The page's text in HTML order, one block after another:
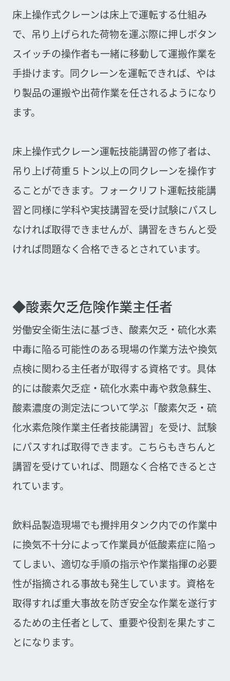
床上操作式クレーンは床上で運転する仕組み
で、吊り上げられた荷物を運ぶ際に押しボタン
スイッチの操作者も一緒に移動して運搬作業を
手掛けます。同クレーンを運転できれば、やは
り製品の運搬や出荷作業を任されるようになり
ます。
床上操作式クレーン運転技能講習の修了者は、
吊り上げ荷重５トン以上の同クレーンを操作す
ることができます。フォークリフト運転技能講
習と同様に学科や実技講習を受け試験にパスし
なければ取得できませんが、講習をきちんと受
ければ問題なく合格できるとされています。
◆酸素欠乏危険作業主任者
労働安全衛生法に基づき、酸素欠乏・硫化水素
中毒に陥る可能性のある現場の作業方法や換気
点検に関わる主任者が取得する資格です。具体
的には酸素欠乏症・硫化水素中毒や救急蘇生、
酸素濃度の測定法について学ぶ「酸素欠乏・硫
化水素危険作業主任者技能講習」を受け、試験
にパスすれば取得できます。こちらもきちんと
講習を受けていれば、問題なく合格できるとさ
れています。
飲料品製造現場でも攪拌用タンク内での作業中
に換気不十分によって作業員が低酸素症に陥っ
てしまい、適切な手順の指示や作業指揮の必要
性が指摘される事故も発生しています。資格を
取得すれば重大事故を防ぎ安全な作業を遂行す
るための主任者として、重要や役割を果たすこ
とになります。